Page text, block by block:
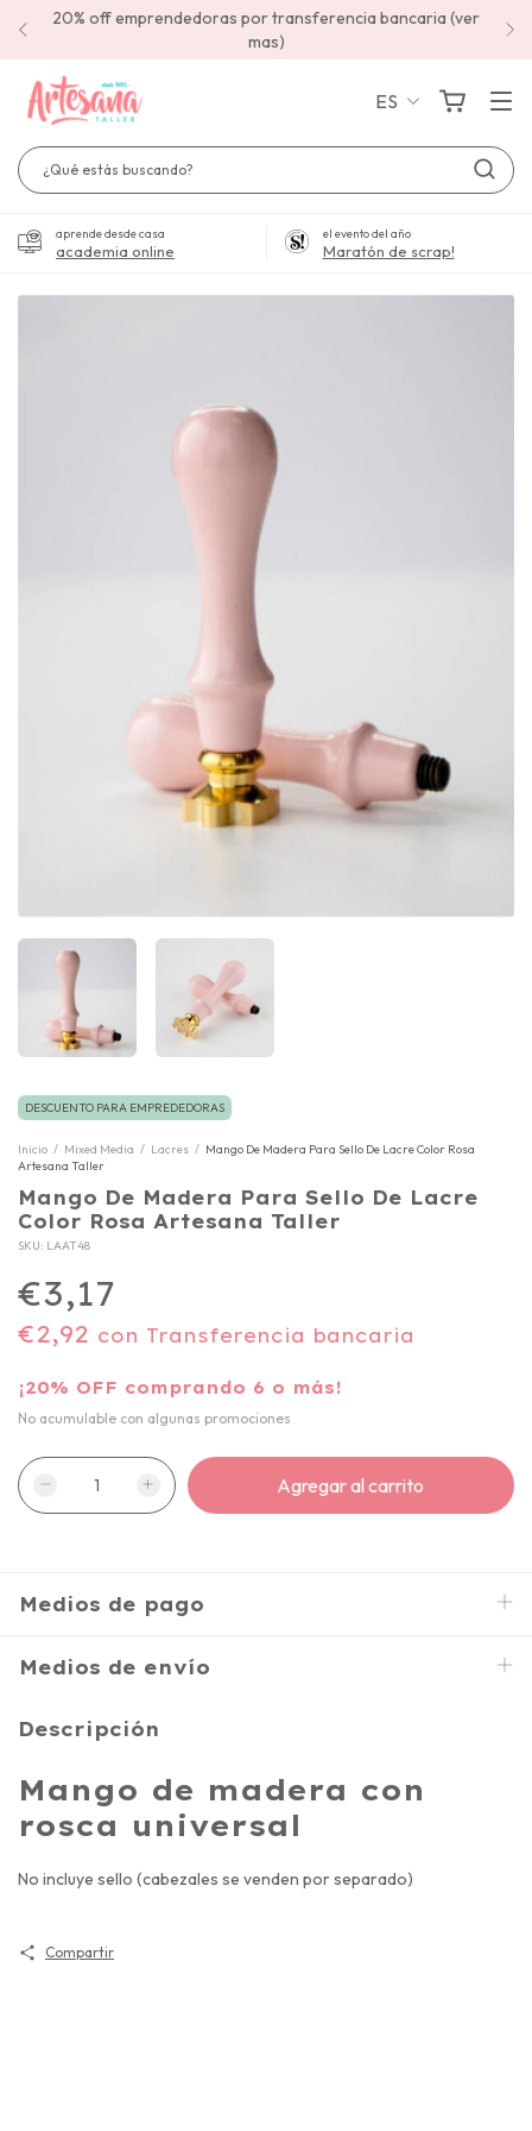
20% off emprendedoras por transferencia bancaria (ver
mas)
ES
aprende desde casa
academia online
el evento del año
Maratón de scrap!
DESCUENTO PARA EMPREDEDORAS
Inicio / Mixed Media / Lacres / Mango De Madera Para Sello De Lacre Color Rosa
Artesana Taller
Mango De Madera Para Sello De Lacre
Color Rosa Artesana Taller
SKU: LAAT48
€3,17
€2,92 con Transferencia bancaria
¡20% OFF comprando 6 o más!
No acumulable con algunas promociones
Medios de pago
Medios de envío
Descripción
Mango de madera con
rosca universal
No incluye sello (cabezales se venden por separado)
Compartir